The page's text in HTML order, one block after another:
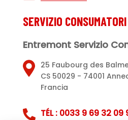
SERVIZIO CONSUMATORI
Entremont Servizio
25 Faubourg des
CS 50029 - 74001
Francia
TÉL : 0033 9 69 32 09